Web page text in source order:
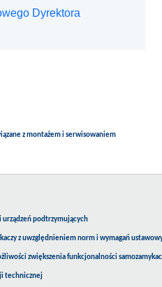
Dyrektora
z montażem i serwisowaniem
urządzeń podtrzymujących
z uwzględnieniem norm i wymagań
zwiększenia funkcjonalności
technicznej